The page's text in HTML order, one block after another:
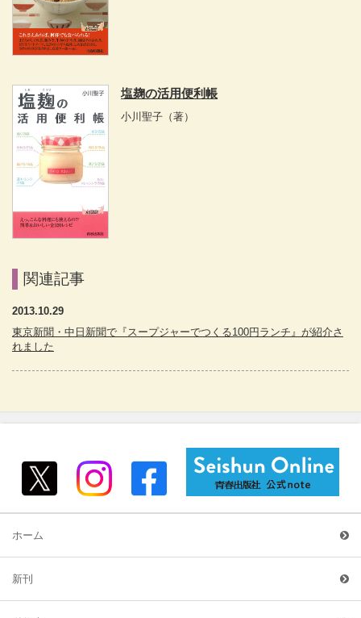
塩麹の活用便利帳
小川聖子 （著）
関連記事
2013.10.29
東京新聞・中日新聞で『スープジャーでつくる100円ランチ』が紹介さ
れました
ホーム
新刊